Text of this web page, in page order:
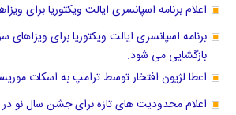
اعلام برنامه اسپانسری ایالت ویکتوریا برای
بازگشایی می شود.
اعطا لژیون افتخار توسط ترامپ به اسکات
اعلام محدودیت های تازه برای جشن سال نو